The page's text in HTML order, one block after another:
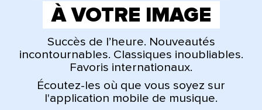
À VOTRE IMAGE
Succès de l’heure. Nouveautés
incontournables. Classiques inoubliables.
Favoris internationaux.
Écoutez-les où que vous soyez sur
l'application mobile de musique.